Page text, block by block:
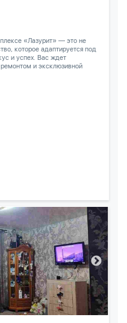
«Лазурит» — это не
которое адаптируется под
и успех. Вас ждет
и эксклюзивной